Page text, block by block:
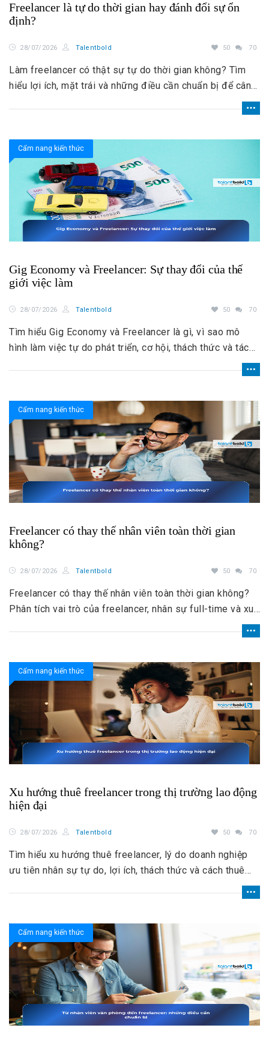
Freelancer là tự do thời gian hay đánh đổi sự ổn
định?
28/07/2026 Talentbold 50 70
Làm freelancer có thật sự tự do thời gian không? Tìm
hiểu lợi ích, mặt trái và những điều cần chuẩn bị để cân
Cẩm nang kiến thức
Gig Economy và Freelancer: Sự thay đổi của thế
giới việc làm
28/07/2026 Talentbold 50 70
Tìm hiểu Gig Economy và Freelancer là gì, vì sao mô
hình làm việc tự do phát triển, cơ hội, thách thức và tác
Cẩm nang kiến thức
Freelancer có thay thế nhân viên toàn thời gian
không?
28/07/2026 Talentbold 50 70
Freelancer có thay thế nhân viên toàn thời gian không?
Phân tích vai trò của freelancer, nhân sự full-time và xu
Cẩm nang kiến thức
Xu hướng thuê freelancer trong thị trường lao động
hiện đại
28/07/2026 Talentbold 50 70
Tìm hiểu xu hướng thuê freelancer, lý do doanh nghiệp
ưu tiên nhân sự tự do, lợi ích, thách thức và cách thuê
Cẩm nang kiến thức